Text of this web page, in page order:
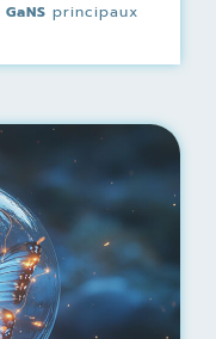
GaNS principaux